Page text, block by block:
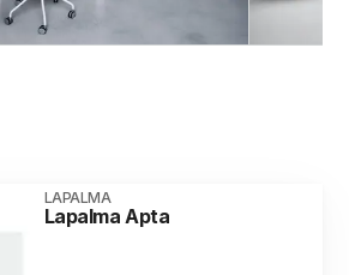
LAPALMA
Lapalma Apta